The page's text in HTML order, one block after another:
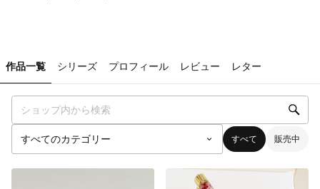
作品一覧 シリーズ プロフィール レビュー レター
すべて 販売中